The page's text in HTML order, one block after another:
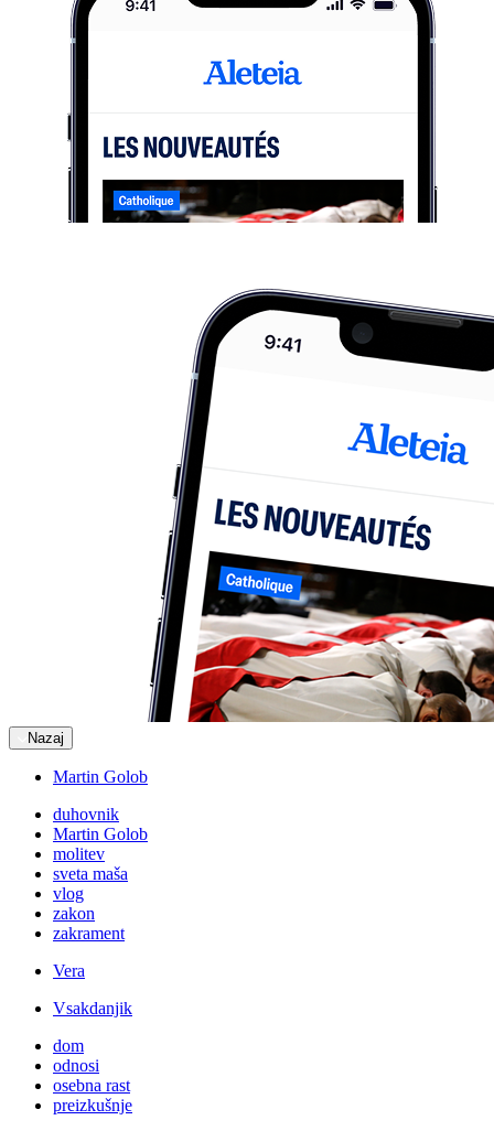
Nazaj
Martin Golob
duhovnik
Martin Golob
molitev
sveta maša
vlog
zakon
zakrament
Vera
Vsakdanjik
dom
odnosi
osebna rast
preizkušnje